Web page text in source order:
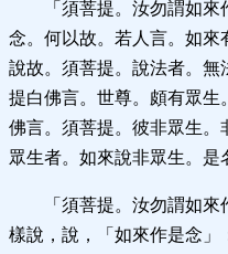
「須菩提。汝勿謂如
念。何以故。若人言。如
說故。須菩提。說法者。
提白佛言。世尊。頗有眾生
佛言。須菩提。彼非眾生。
眾生者。如來說非眾生。是
「須菩提。汝勿謂如
樣說，說，「如來作是念」